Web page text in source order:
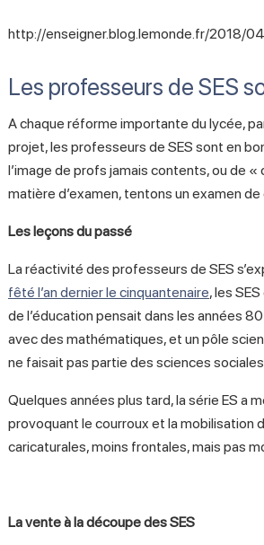
http://enseigner.blog.lemonde.fr/2018/
Les professeurs de SES
A chaque réforme importante du lycée,
projet, les professeurs de SES sont en
l’image de profs jamais contents, ou de
matière d’examen, tentons un examen
Les leçons du passé
La réactivité des professeurs de SES
fêté l’an dernier le cinquantenaire, les
de l’éducation pensait dans les années
avec des mathématiques, et un pôle
ne faisait pas partie des sciences
Quelques années plus tard, la série ES a
provoquant le courroux et la mobilisation
caricaturales, moins frontales, mais pas
La vente à la découpe des SES